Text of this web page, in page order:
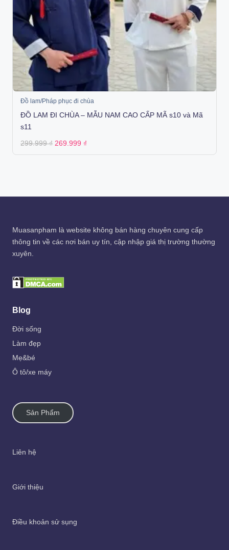
Đồ lam/Pháp phục đi chùa
ĐỒ LAM ĐI CHÙA – MẪU NAM CAO CẤP MÃ s10 và Mã
s11
299.999₫ Original
was:
269.999 ₫
is:
Muasanpham là website không bán hàng chuyên cung cấp
thông tin về các nơi bán uy tín, cập nhập giá thị trường thường
xuyên.
Blog
Đời sống
Làm đẹp
Mẹ&bé
Ô tô/xe máy
Sản Phẩm
Liên hệ
Giới thiệu
Điều khoản sử sụng